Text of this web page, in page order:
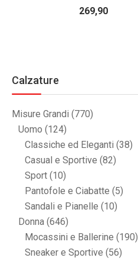
269,90
Calzature
Misure Grandi (770)
Uomo (124)
Classiche ed Eleganti (38)
Casual e Sportive (82)
Sport (10)
Pantofole e Ciabatte (5)
Sandali e Pianelle (10)
Donna (646)
Mocassini e Ballerine (190)
Sneaker e Sportive (56)